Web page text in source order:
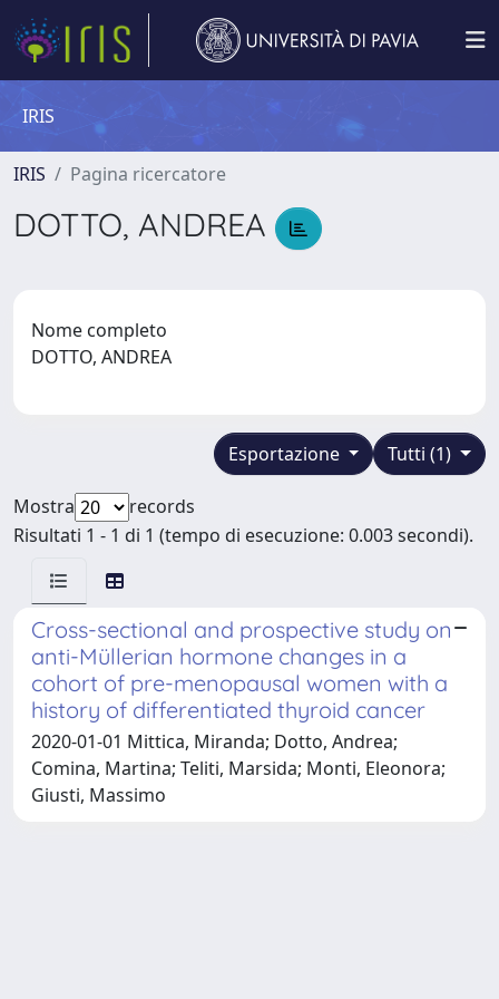
IRIS
IRIS Pagina ricercatore
DOTTO, ANDREA
Nome completo
DOTTO, ANDREA
Tutti (1)
Esportazione
Mostra
records
Risultati 1 - 1 di 1 (tempo di esecuzione: 0.003 secondi).
Cross-sectional and prospective study on
anti-Müllerian hormone changes in a
cohort of pre-menopausal women with a
history of differentiated thyroid cancer
2020-01-01 Mittica, Miranda; Dotto, Andrea;
Comina, Martina; Teliti, Marsida; Monti, Eleonora;
Giusti, Massimo